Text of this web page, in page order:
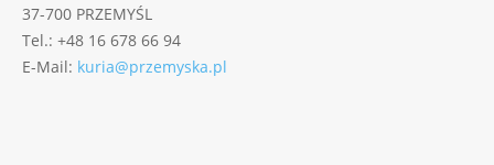
37-700 PRZEMYŚL
Tel.: +48 16 678 66 94
E-Mail: kuria@przemyska.pl